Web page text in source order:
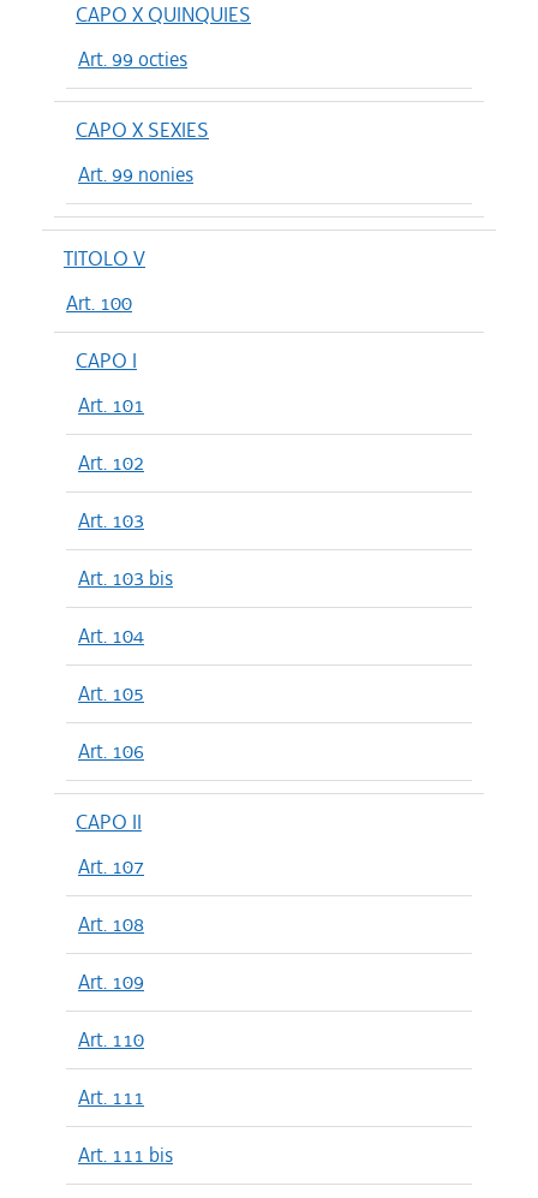
CAPO X QUINQUIES
Art. 99 octies
CAPO X SEXIES
Art. 99 nonies
TITOLO V
Art. 100
CAPO I
Art. 101
Art. 102
Art. 103
Art. 103 bis
Art. 104
Art. 105
Art. 106
CAPO II
Art. 107
Art. 108
Art. 109
Art. 110
Art. 111
Art. 111 bis